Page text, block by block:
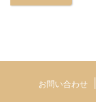
お問い合わせ